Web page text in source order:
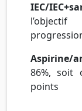
IEC/
Aspirine/
86%, soit
points